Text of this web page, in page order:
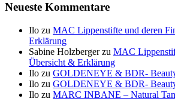
Neueste Kommentare
Ilo zu MAC Lippenstifte und deren
Erklärung
Sabine Holzbergerzu MAC
Übersicht & Erklärung
Ilo zu GOLDENEYE & BDR-
Ilo zu GOLDENEYE & BDR-
Ilo zu MARC INBANE – Natural